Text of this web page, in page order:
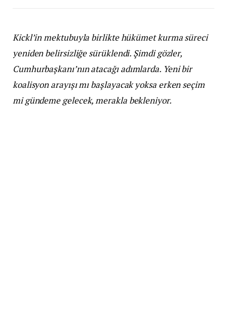
Kickl’in mektubuyla birlikte hükümet kurma süreci
yeniden belirsizliğe sürüklendi. Şimdi gözler,
Cumhurbaşkanı’nın atacağı adımlarda. Yeni bir
koalisyon arayışı mı başlayacak yoksa erken seçim
mi gündeme gelecek, merakla bekleniyor.